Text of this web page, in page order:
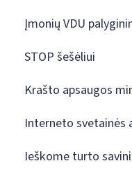
Įmonių VDU
STOP šešėliui
Krašto apsaugos
Interneto svetainės
Ieškome turto